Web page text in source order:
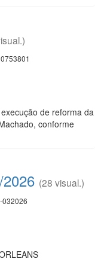
de reforma da
conforme
(28 visual.)
032026